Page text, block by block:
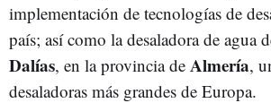
implementación de tecnologías de
país; así como la desaladora de agua
Dalías, en la provincia de Almería,
desaladoras más grandes de Europa.